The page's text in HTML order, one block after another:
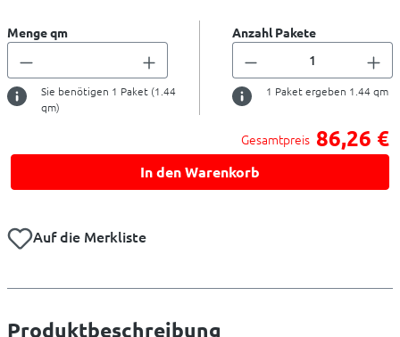
Menge qm
Sie benötigen 1 Paket (1.44
qm)
Anzahl Pakete
1 Paket ergeben 1.44qm
Gesamtpreis 86,26 €
In den Warenkorb
Auf die Merkliste
Produktbeschreibung